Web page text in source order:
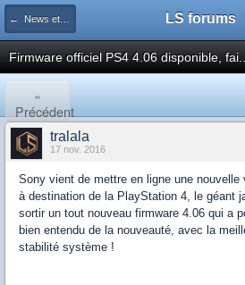
← News et actualités postées sur LS LS forums
Firmware officiel PS4 4.06 disponible,
«
Précédent
tralala
17 nov. 2016
Sony vient de mettre en ligne une nouvelle
à destination de la PlayStation 4, le géant
sortir un tout nouveau firmware 4.06 qui a
bien entendu de la nouveauté, avec la
stabilité système !